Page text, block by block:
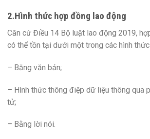
2.Hình thức hợp đồng lao động
Căn cứ Điều 14 Bộ luật lao động 2019,
có thể tồn tại dưới một trong các hình thức
– Bằng văn bản;
– Hình thức thông điệp dữ liệu thông qua
tử;
– Bằng lời nói.